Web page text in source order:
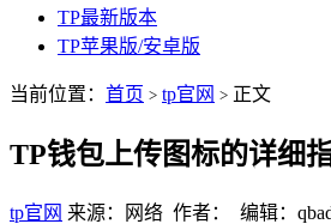
TP最新版本
TP苹果版/安卓版
当前位置： 首页 > tp官网 > 正文
TP钱包上传图标的详细
tp官网 来源：网络 作者： 编辑：